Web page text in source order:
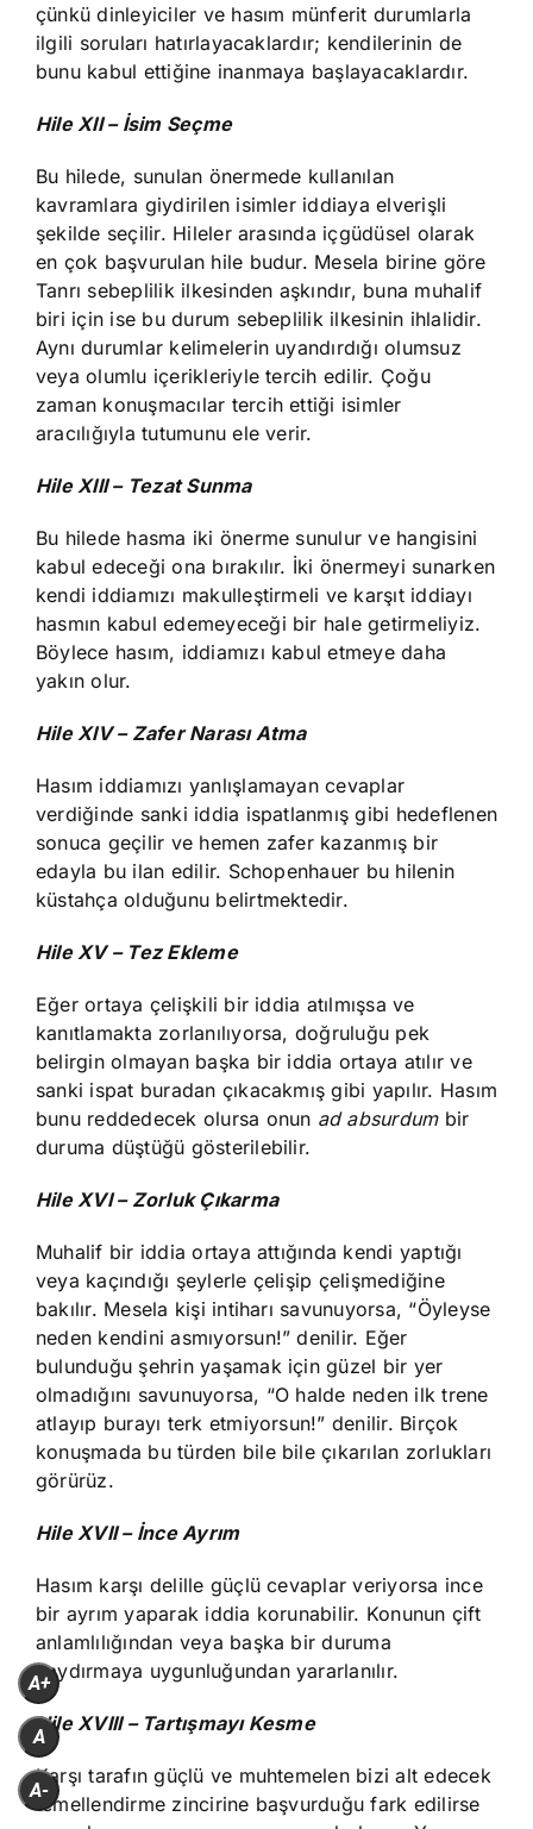
çünkü dinleyiciler ve hasım münferit durumlarla
ilgili soruları hatırlayacaklardır; kendilerinin de
bunu kabul ettiğine inanmaya başlayacaklardır.
Hile XII – İsim Seçme
Bu hilede, sunulan önermede kullanılan
kavramlara giydirilen isimler iddiaya elverişli
şekilde seçilir. Hileler arasında içgüdüsel olarak
en çok başvurulan hile budur. Mesela birine göre
Tanrı sebeplilik ilkesinden aşkındır, buna muhalif
biri için ise bu durum sebeplilik ilkesinin ihlalidir.
Aynı durumlar kelimelerin uyandırdığı olumsuz
veya olumlu içerikleriyle tercih edilir. Çoğu
zaman konuşmacılar tercih ettiği isimler
aracılığıyla tutumunu ele verir.
Hile XIII – Tezat Sunma
Bu hilede hasma iki önerme sunulur ve hangisini
kabul edeceği ona bırakılır. İki önermeyi sunarken
kendi iddiamızı makulleştirmeli ve karşıt iddiayı
hasmın kabul edemeyeceği bir hale getirmeliyiz.
Böylece hasım, iddiamızı kabul etmeye daha
yakın olur.
Hile XIV – Zafer Narası Atma
Hasım iddiamızı yanlışlamayan cevaplar
verdiğinde sanki iddia ispatlanmış gibi hedeflenen
sonuca geçilir ve hemen zafer kazanmış bir
edayla bu ilan edilir. Schopenhauer bu hilenin
küstahça olduğunu belirtmektedir.
Hile XV – Tez Ekleme
Eğer ortaya çelişkili bir iddia atılmışsa ve
kanıtlamakta zorlanılıyorsa, doğruluğu pek
belirgin olmayan başka bir iddia ortaya atılır ve
sanki ispat buradan çıkacakmış gibi yapılır. Hasım
bunu reddedecek olursa onun ad absurdumbir
duruma düştüğü gösterilebilir.
Hile XVI – Zorluk Çıkarma
Muhalif bir iddia ortaya attığında kendi yaptığı
veya kaçındığı şeylerle çelişip çelişmediğine
bakılır. Mesela kişi intiharı savunuyorsa, “Öyleyse
neden kendini asmıyorsun!” denilir. Eğer
bulunduğu şehrin yaşamak için güzel bir yer
olmadığını savunuyorsa, “O halde neden ilk trene
atlayıp burayı terk etmiyorsun!” denilir. Birçok
konuşmada bu türden bile bile çıkarılan zorlukları
görürüz.
Hile XVII – İnce Ayrım
Hasım karşı delille güçlü cevaplar veriyorsa ince
bir ayrım yaparak iddia korunabilir. Konunun çift
anlamlılığından veya başka bir duruma
kaydırmaya uygunluğundan yararlanılır.
Hile XVIII – Tartışmayı Kesme
Karşı tarafın güçlü ve muhtemelen bizi alt edecek
temellendirme zincirine başvurduğu fark edilirse
A+
A
A-